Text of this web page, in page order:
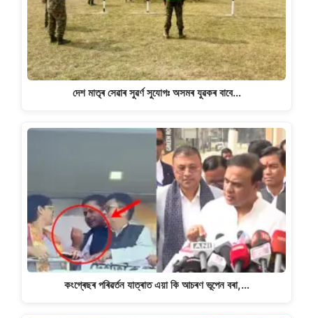
দেশ মাতৃৰ সেৱাৰ সুৱৰ্ণ সুযোগঃ অসমৰ যুৱকৰ বাবে…
কংগ্ৰেছৰ পৰিৱৰ্তন যাত্ৰাত এয়া কি আচৰণ ভূপেন বৰা,…